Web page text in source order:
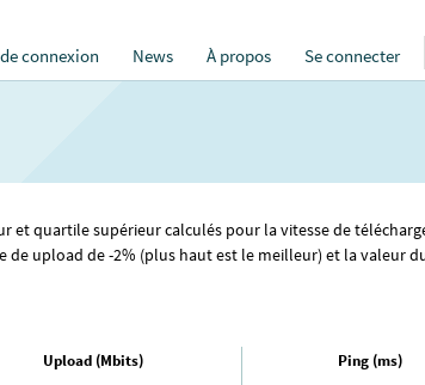
connexion News À propos Se connecter
et quartile supérieur calculés pour la vitesse de
de upload de -2% (plus haut est le meilleur) et la valeur
Upload (Mbits)
Ping (ms)